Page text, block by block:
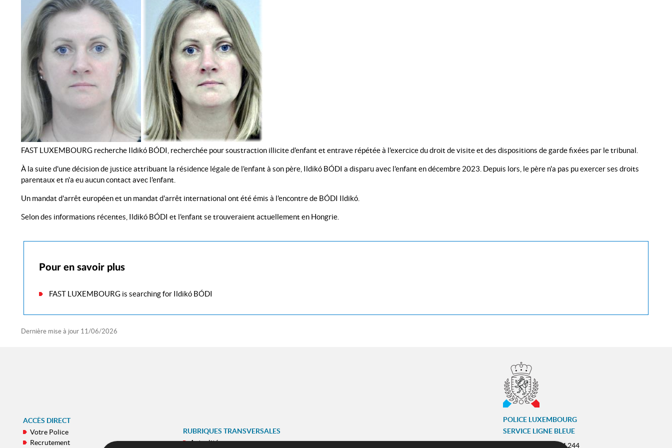
FAST LUXEMBOURG recherche Ildikó BÓDI, recherchée pour soustraction illicite d'enfant et entrave répétée à l'exercice du droit de visite et des dispositions de garde fixées par le tribunal.
À la suite d'une décision de justice attribuant la résidence légale de l'enfant à son père, Ildikó BÓDI a disparu avec l'enfant en décembre 2023. Depuis lors, le père n'a pas pu exercer ses droits
parentaux et n'a eu aucun contact avec l'enfant.
Un mandat d'arrêt européen et un mandat d'arrêt international ont été émis à l'encontre de BÓDI Ildikó.
Selon des informations récentes, Ildikó BÓDI et l'enfant se trouveraient actuellement en Hongrie.
Pour en savoir plus
FAST LUXEMBOURG is searching for Ildikó BÓDI
Dernière mise à jour 11/06/2026
ACCÈS DIRECT
Votre Police
Recrutement
RUBRIQUES TRANSVERSALES
Actualités
POLICE LUXEMBOURG
SERVICE LIGNE BLEUE
(+352) 244 244 244